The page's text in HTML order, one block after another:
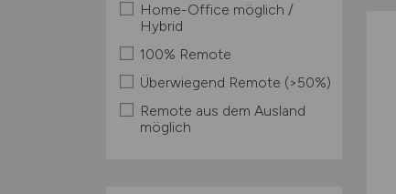
Home-Office möglich /
Hybrid
100% Remote
Überwiegend Remote (>50%)
Remote aus dem Ausland
möglich